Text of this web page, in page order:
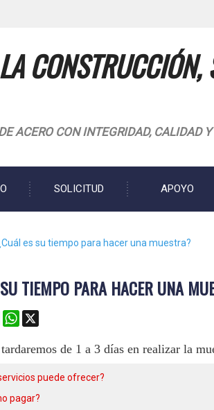
ACERO CON INTEGRIDAD, CALIDAD
SOLICITUD APOYO
es su tiempo para hacer una muestra?
TIEMPO PARA HACER UNA
MastodonWhatsApp
de 1 a 3 días en realizar la
puede ofrecer?
pagar?